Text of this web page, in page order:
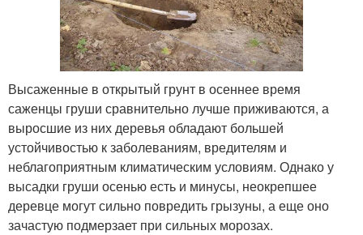
Высаженные в открытый грунт в осеннее время
саженцы груши сравнительно лучше приживаются, а
выросшие из них деревья обладают большей
устойчивостью к заболеваниям, вредителям и
неблагоприятным климатическим условиям. Однако у
высадки груши осенью есть и минусы, неокрепшее
деревце могут сильно повредить грызуны, а еще оно
зачастую подмерзает при сильных морозах.